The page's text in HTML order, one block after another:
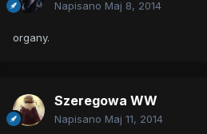
Napisano Maj 8, 2014
organy.
Szeregowa WW
Napisano Maj 11, 2014